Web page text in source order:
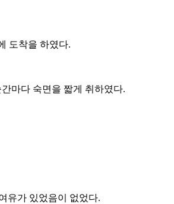
도착을 하였다.
마다 숙면을 짧게 취하였다.
유가 있었음이 없었다.